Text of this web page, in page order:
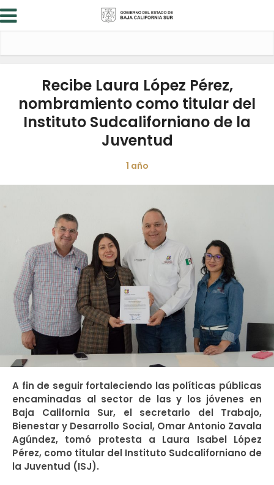
Recibe Laura López Pérez,
nombramiento como titular del
Instituto Sudcaliforniano de la
Juventud
1 año
A fin de seguir fortaleciendo las políticas públicas
encaminadas al sector de las y los jóvenes en
Baja California Sur, el secretario del Trabajo,
Bienestar y Desarrollo Social, Omar Antonio Zavala
Agúndez, tomó protesta a Laura Isabel López
Pérez, como titular del Instituto Sudcaliforniano de
la Juventud (ISJ).